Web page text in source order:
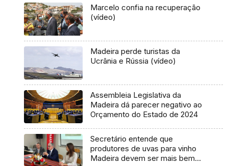
Marcelo confia na recuperação
(vídeo)
Madeira perde turistas da
Ucrânia e Rússia (vídeo)
Assembleia Legislativa da
Madeira dá parecer negativo ao
Orçamento do Estado de 2024
Secretário entende que
produtores de uvas para vinho
Madeira devem ser mais bem